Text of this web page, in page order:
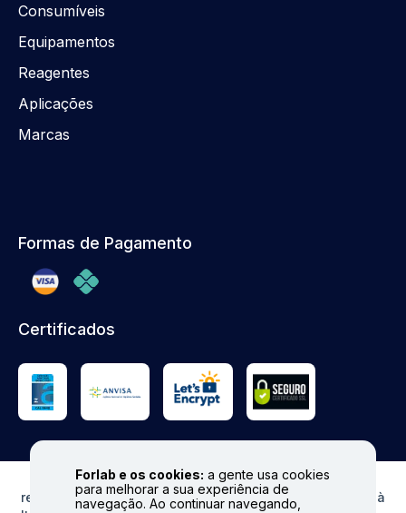
Forlab e os cookies: a gente usa cookies
para melhorar a sua experiência de
navegação. Ao continuar navegando,
Consumíveis
Equipamentos
Reagentes
Aplicações
Marcas
Formas de Pagamento
Certificados
© FORLAB - Todos os direitos reservados. Proibida
reprodução total ou parcial. Preços e Estoques sujeitos à